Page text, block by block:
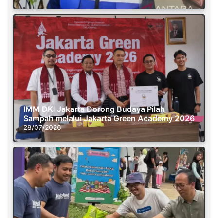
IMM DKI Jakarta Dorong Budaya Pilah
Sampah melalui Jakarta Green Academy 2026
28/07/2026